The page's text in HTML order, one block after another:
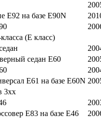
E92 на базе E90N
(E класс)
седан E60
E61 на базе E60N
3xx
E83 на базе E46